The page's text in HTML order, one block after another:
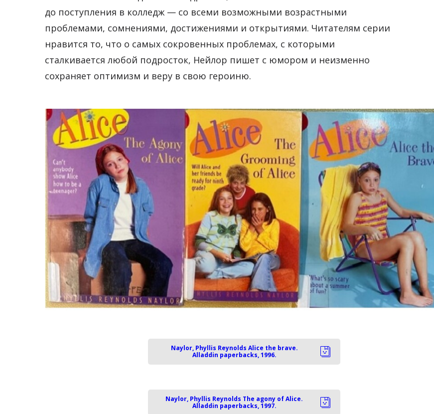
до поступления в колледж — со всеми возможными возрастными
проблемами, сомнениями, достижениями и открытиями. Читателям серии
нравится то, что о самых сокровенных проблемах, с которыми
сталкивается любой подросток, Нейлор пишет с юмором и неизменно
сохраняет оптимизм и веру в свою героиню.
Naylor, Phyllis Reynolds Alice the brave.
Alladdin paperbacks, 1996.
Naylor, Phyllis Reynolds The agony of Alice.
Alladdin paperbacks, 1997.